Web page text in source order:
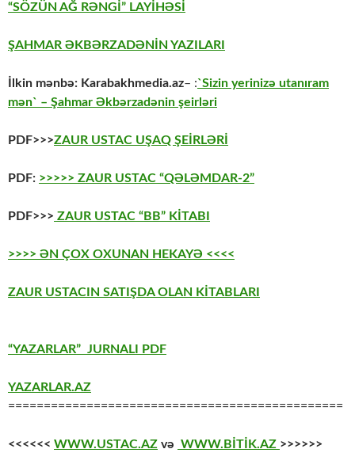
“SÖZÜN AĞ RƏNGİ” LAYİHƏSİ
ŞAHMAR ƏKBƏRZADƏNİN YAZILARI
İlkin mənbə: Karabakhmedia.az– :`Sizin yerinizə utanıram
mən` – Şahmar Əkbərzadənin şeirləri
PDF>>>ZAUR USTAC UŞAQ ŞEİRLƏRİ
PDF: >>>>> ZAUR USTAC “QƏLƏMDAR-2”
PDF>>> ZAUR USTAC “BB” KİTABI
>>>> ƏN ÇOX OXUNAN HEKAYƏ <<<<
ZAUR USTACIN SATIŞDA OLAN KİTABLARI
“YAZARLAR” JURNALI PDF
YAZARLAR.AZ
===============================================
<<<<<< WWW.USTAC.AZ və WWW.BİTİK.AZ >>>>>>